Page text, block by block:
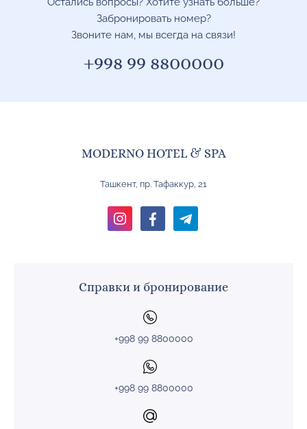
Забронировать номер?
Звоните нам, мы всегда на связи!
+998 99 8800000
MODERNO HOTEL & SPA
Ташкент, пр. Тафаккур, 21
Справки и бронирование
+998 99 8800000
+998 99 8800000